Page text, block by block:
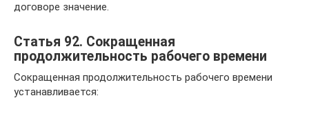
договоре значение.
Статья 92. Сокращенная
продолжительность рабочего времени
Сокращенная продолжительность рабочего времени
устанавливается: